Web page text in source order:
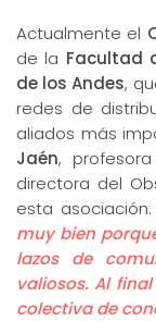
Actualmente el
de la Facultad
de los Andes,
redes de
aliados más
Jaén,
directora del
esta asociación:
muy bien
lazos de
valiosos. Al
colectiva de